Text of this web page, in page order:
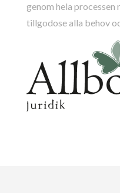
genom hela processen
tillgodosealla behov